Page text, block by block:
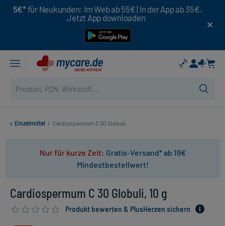
5€* für Neukunden: Im Web ab 55€ | In der App ab 35€.
Jetzt App downloaden
Einzelmittel / Cardiospermum C 30 Globuli
Nur für kurze Zeit: Gratis-Versand* ab 19€
Mindestbestellwert!
Cardiospermum C 30 Globuli, 10 g
Produkt bewerten & PlusHerzen sichern